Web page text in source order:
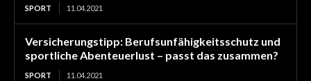
SPORT 11.04.2021
Versicherungstipp: Berufsunfähigkeitsschutz und
sportliche Abenteuerlust – passt das zusammen?
SPORT 11.04.2021